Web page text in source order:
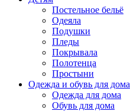
Постельное бельё
Одеяла
Подушки
Пледы
Покрывала
Полотенца
Простыни
Одежда и обувь для дома
Одежда для дома
Обувь для дома